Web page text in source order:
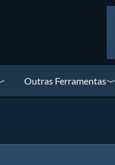
Outras Ferramentas